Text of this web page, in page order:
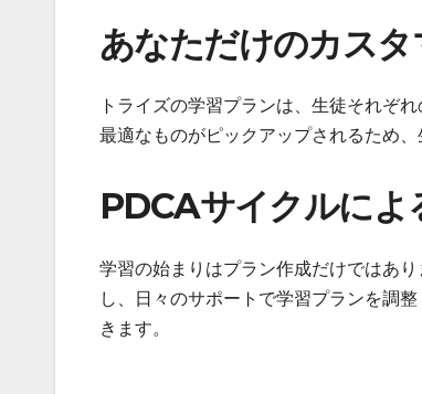
あなただけのカスタ
トライズの学習プランは、生徒それぞ
最適なものがピックアップされるため
PDCAサイクルによ
学習の始まりはプラン作成だけではあ
し、日々のサポートで学習プランを調
きます。